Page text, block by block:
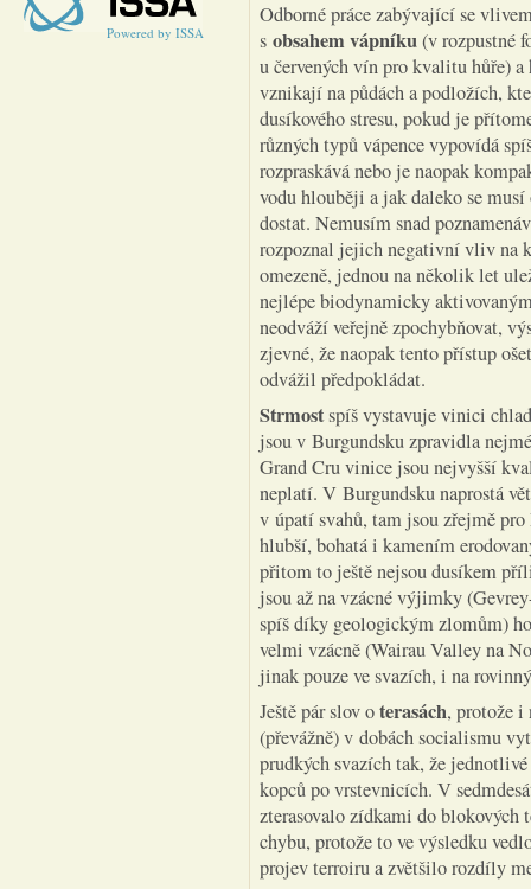
Powered by ISSA
Odborné práce zabývající se
s obsahem vápníku(v rozpustné
u červených vín pro kvalitu hůře)
vznikají na půdách a podložích,
dusíkového stresu, pokud je
různých typů vápence vypovídá
rozpraskává nebo je naopak
vodu hlouběji a jak daleko se
dostat. Nemusím snad
rozpoznal jejich negativní vliv na
omezeně, jednou na několik let
nejlépe biodynamicky
neodváží veřejně zpochybňovat,
zjevné, že naopak tento přístup
odvážil předpokládat.
Strmostspíš vystavuje vinici
jsou v Burgundsku zpravidla
Grand Cru vinice jsou nejvyšší
neplatí. V Burgundsku naprostá
v úpatí svahů, tam jsou zřejmě
hlubší, bohatá i kamením
přitom to ještě nejsou dusíkem
jsou až na vzácné výjimky
spíš díky geologickým zlomům)
velmi vzácně (Wairau Valley na
jinak pouze ve svazích, i na
Ještě pár slov oterasách, protože i
(převážně) v dobách socialismu
prudkých svazích tak, že
kopců po vrstevnicích. V
zterasovalo zídkami do blokových
chybu, protože to ve výsledku
projev terroiru a zvětšilo rozdíly